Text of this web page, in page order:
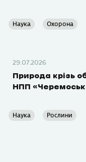
Наука Охорона
29.07.2026
Природа крізь
НПП
Наука Рослини